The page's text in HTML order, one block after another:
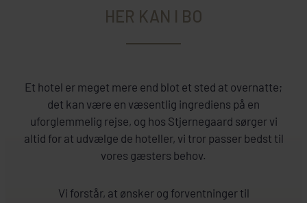
HER KAN I BO
Et hotel er meget mere end blot et sted at overnatte;
det kan være en væsentlig ingrediens på en
uforglemmelig rejse, og hos Stjernegaard sørger vi
altid for at udvælge de hoteller, vi tror passer bedst til
vores gæsters behov.
Vi forstår, at ønsker og forventninger til